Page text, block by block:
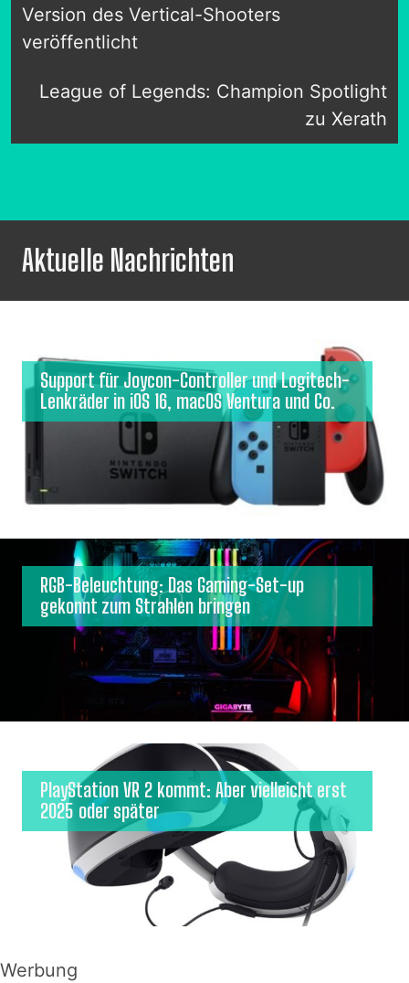
Version des Vertical-Shooters
veröffentlicht
League of Legends: Champion Spotlight
zu Xerath
Aktuelle Nachrichten
Support für Joycon-Controller und Logitech-
Lenkräder in iOS 16, macOS Ventura und Co.
RGB-Beleuchtung: Das Gaming-Set-up
gekonnt zum Strahlen bringen
PlayStation VR 2 kommt: Aber vielleicht erst
2025 oder später
Werbung